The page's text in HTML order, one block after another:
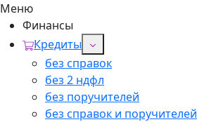
Меню
Финансы
Кредиты
без справок
без 2 ндфл
без поручителей
без справок и поручителей